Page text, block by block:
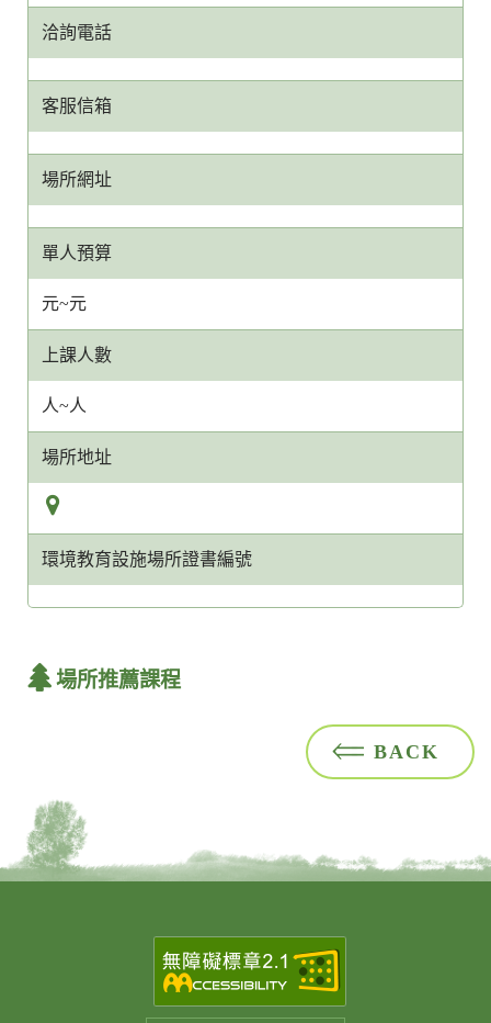
洽詢電話
客服信箱
客
服
箱
址
場所網址
單人預算
元~元
上課人數
人~人
場所地址
環境教育設施場所證書編號
場所推薦課程
BACK